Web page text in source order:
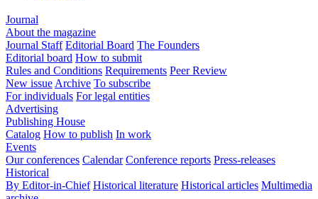
Journal
About the magazine
Journal Staff Editorial Board The Founders
Editorial board How to submit
Rules and Conditions Requirements Peer Review
New issue Archive To subscribe
For individuals For legal entities
Advertising
Publishing House
Catalog How to publish In work
Events
Our conferences Calendar Conference reports Press-releases
Historical
By Editor-in-Chief Historical literature Historical articles Multimedia